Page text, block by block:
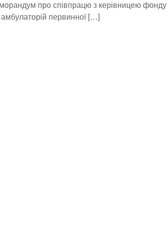
про співпрацю з керівницею фонду
первинної […]